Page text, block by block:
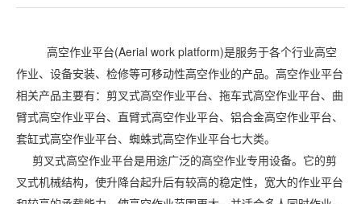
高空作业平台(Aerial work platform)是服务于各个行业高空
作业、设备安装、检修等可移动性高空作业的产品。高空作业平台
相关产品主要有：剪叉式高空作业平台、拖车式高空作业平台、曲
臂式高空作业平台、直臂式高空作业平台、铝合金高空作业平台、
套缸式高空作业平台、蜘蛛式高空作业平台七大类。
剪叉式高空作业平台是用途广泛的高空作业专用设备。它的剪
叉式机械结构，使升降台起升后有较高的稳定性，宽大的作业平台